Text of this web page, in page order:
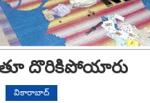
దొరికిపోయారు
వికారాబాద్